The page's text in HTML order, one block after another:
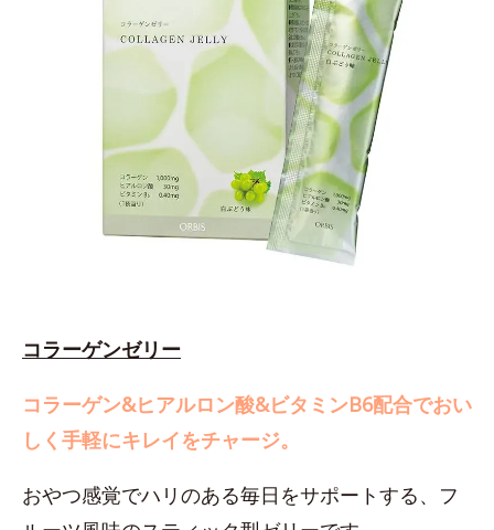
コラーゲンゼリー
コラーゲン&ヒアルロン酸&ビタミンB6配合でおい
しく手軽にキレイをチャージ。
おやつ感覚でハリのある毎日をサポートする、フ